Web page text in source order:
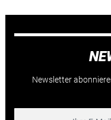
Newsletter